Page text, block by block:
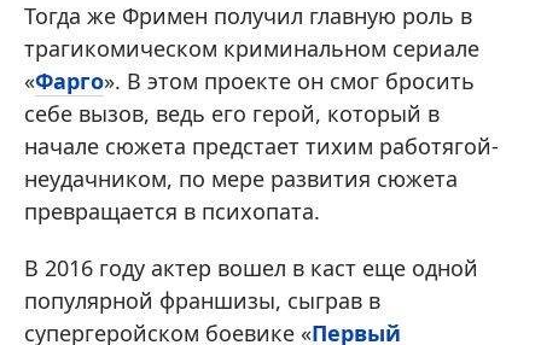
Тогда же Фримен получил главную роль в
трагикомическом криминальном сериале
«Фарго». В этом проекте он смог бросить
себе вызов, ведь его герой, который в
начале сюжета предстает тихим работягой-
неудачником, по мере развития сюжета
превращается в психопата.
В 2016 году актер вошел в каст еще одной
популярной франшизы, сыграв в
супергеройском боевике «Первый